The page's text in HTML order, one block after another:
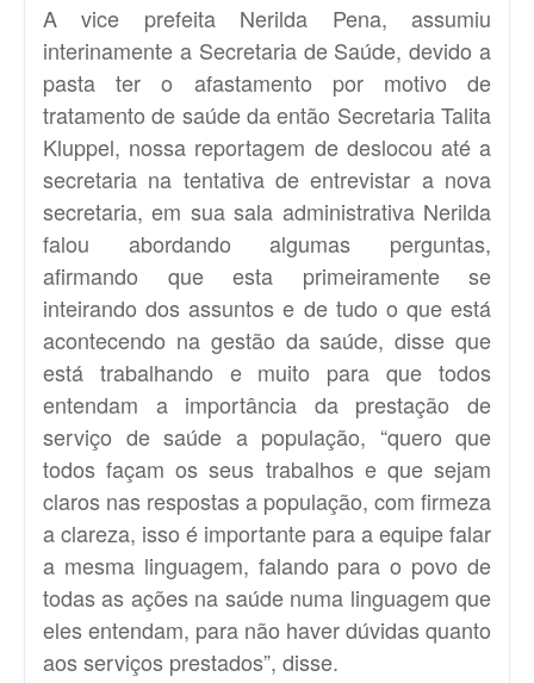
A vice prefeita Nerilda Pena, assumiu
interinamente a Secretaria de Saúde, devido a
pasta ter o afastamento por motivo de
tratamento de saúde da então Secretaria Talita
Kluppel, nossa reportagem de deslocou até a
secretaria na tentativa de entrevistar a nova
secretaria, em sua sala administrativa Nerilda
falou abordando algumas perguntas,
afirmando que esta primeiramente se
inteirando dos assuntos e de tudo o que está
acontecendo na gestão da saúde, disse que
está trabalhando e muito para que todos
entendam a importância da prestação de
serviço de saúde a população, “quero que
todos façam os seus trabalhos e que sejam
claros nas respostas a população, com firmeza
a clareza, isso é importante para a equipe falar
a mesma linguagem, falando para o povo de
todas as ações na saúde numa linguagem que
eles entendam, para não haver dúvidas quanto
aos serviços prestados”, disse.